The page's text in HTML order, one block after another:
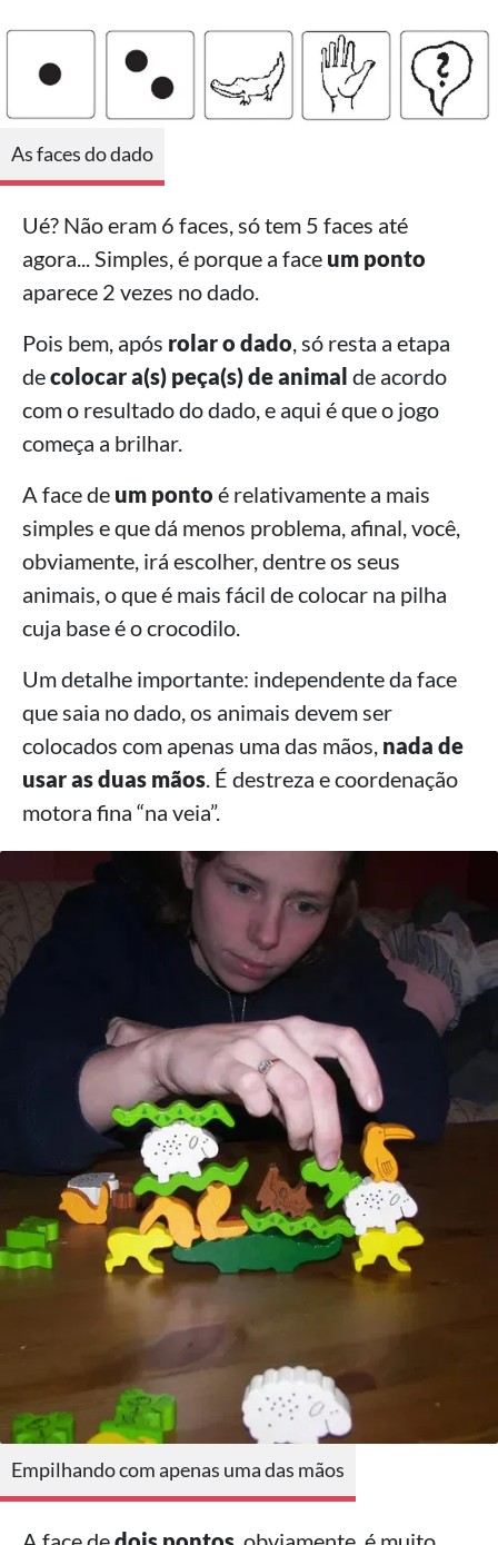
As faces do dado
Ué? Não eram 6 faces, só tem 5 faces até
agora... Simples, é porque a face um ponto
aparece 2 vezes no dado.
Pois bem, após rolar o dado, só resta a etapa
decolocar a(s) peça(s) de animal de acordo
com o resultado do dado, e aqui é que o jogo
começa a brilhar.
A face de um ponto é relativamente a mais
simples e que dá menos problema, afinal, você,
obviamente, irá escolher, dentre os seus
animais, o que é mais fácil de colocar na pilha
cuja base é o crocodilo.
Um detalhe importante: independente da face
que saia no dado, os animais devem ser
colocados com apenas uma das mãos, nada de
usar as duas mãos. É destreza e coordenação
motora fina “na veia”.
Empilhando com apenas uma das mãos